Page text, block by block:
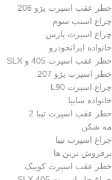
خطر عقب اسپرت پژو 206
چراغ استپ سوم
چراغ اسپرت پارس
خانواده ایرانخودرو
خطر عقب اسپرت 405 و SLX
خطر اسپرت پژو 207
چراغ اسپرت L90
خانواده سایپا
خطر عقب اسپرت تیبا 2
مه شکن
چراغ اسپرت تیبا
پرفروش ترین ها
خطر عقب اسپرت کوییک